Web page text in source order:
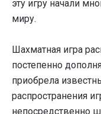
эту игру начали
миру.
Шахматная игра
постепенно
приобрела
распространения
непосредственно